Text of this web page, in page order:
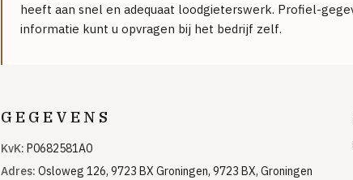
heeft aan snel en adequaat loodgieterswerk. Profiel-
informatie kunt u opvragen bij het bedrijf zelf.
GEGEVENS
KvK: P0682581A0
Adres: Osloweg 126, 9723 BX Groningen, 9723 BX, Groningen